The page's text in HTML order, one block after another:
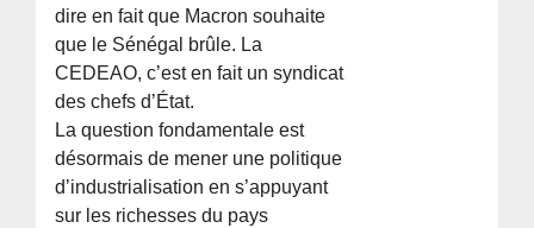
dire en fait que Macron souhaite
que le Sénégal brûle. La
CEDEAO, c’est en fait un syndicat
des chefs d’État.
La question fondamentale est
désormais de mener une politique
d’industrialisation en s’appuyant
sur les richesses du pays